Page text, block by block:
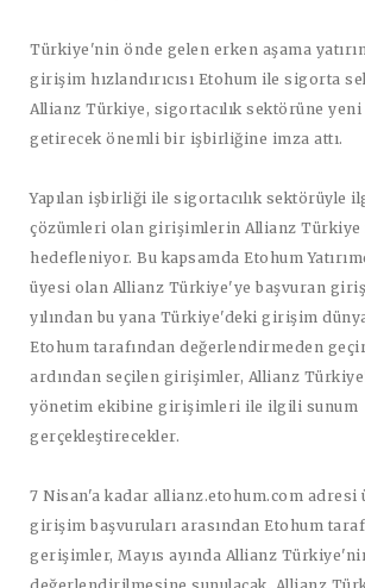
Türkiye'nin önde gelen erken aşama
girişim hızlandırıcısı Etohum ile sigorta
Allianz Türkiye, sigortacılık sektörüne
getirecek önemli bir işbirliğine imza attı.
Yapılan işbirliği ile sigortacılık sektörüyle
çözümleri olan girişimlerin Allianz Türkiye
hedefleniyor. Bu kapsamda Etohum
üyesi olan Allianz Türkiye'ye başvuran
yılından bu yana Türkiye'deki girişim
Etohum tarafından değerlendirmeden
ardından seçilen girişimler, Allianz
yönetim ekibine girişimleri ile ilgili sunum
gerçekleştirecekler.
7 Nisan'a kadar allianz.etohum.com adresi
girişim başvuruları arasından Etohum
gerişimler, Mayıs ayında Allianz